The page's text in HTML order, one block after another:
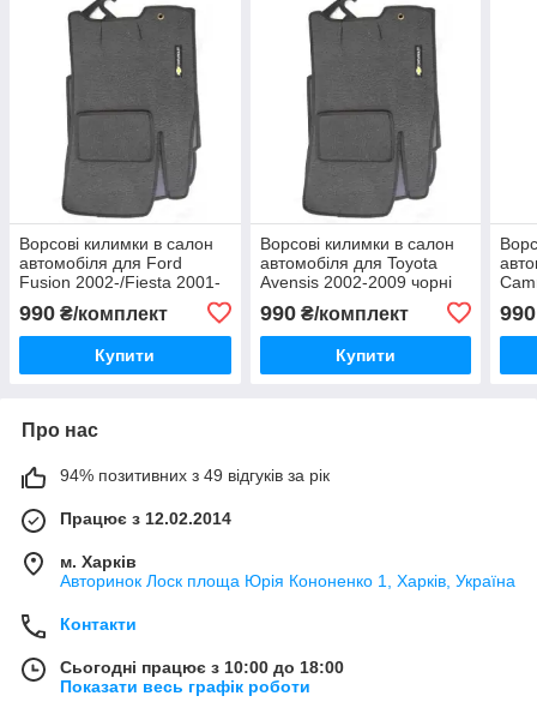
Ворсові килимки в салон
автомобіля для Ford
Fusion 2002-/Fiesta 2001-
990 ₴/комплект
Купити
Ворсові килимки в салон
автомобіля для Toyota
Avensis 2002-2009 чорні
990₴/комплект
Купити
990
Про нас
94% позитивних з 49 відгуків за рік
Працює з 12.02.2014
м. Харків
Авторинок Лоск площа Юрія Кононенко 1, Харків, Україна
Контакти
Сьогодні працює з 10:00 до 18:00
Показати весь графік роботи